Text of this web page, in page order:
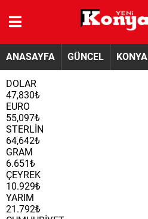
ANASAYFA GÜNCEL KONYA
DOLAR
47,830₺
EURO
55,097₺
STERLİN
64,642₺
GRAM
6.651₺
ÇEYREK
10.929₺
YARIM
21.792₺